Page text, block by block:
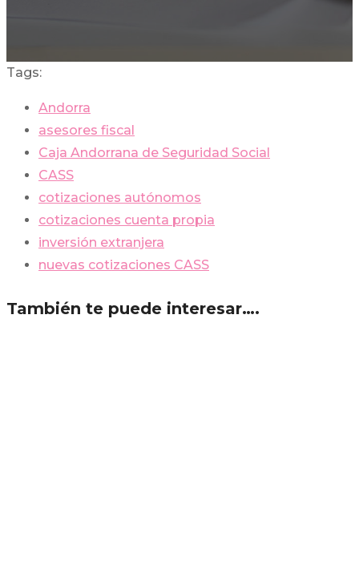
Tags:
Andorra
asesores fiscal
Caja Andorrana de Seguridad Social
CASS
cotizaciones autónomos
cotizaciones cuenta propia
inversión extranjera
nuevas cotizaciones CASS
También te puede interesar….